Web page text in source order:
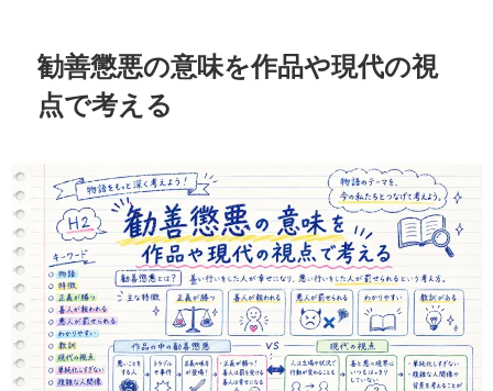
勧善懲悪の意味を作品や現代の視
点で考える